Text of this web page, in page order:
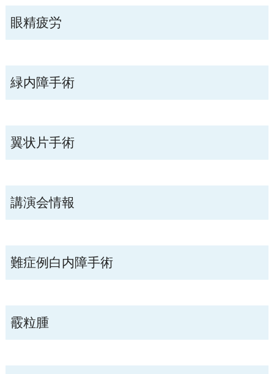
眼精疲労
緑内障手術
翼状片手術
講演会情報
難症例白内障手術
霰粒腫